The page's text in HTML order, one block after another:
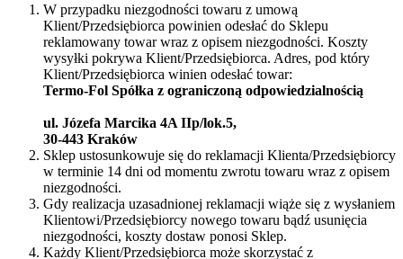
W przypadku niezgodności towaru z umową
Klient/Przedsiębiorca powinien odesłać do Sklepu
reklamowany towar wraz z opisem niezgodności. Koszty
wysyłki pokrywa Klient/Przedsiębiorca. Adres, pod który
Klient/Przedsiębiorca winien odesłać towar:
Termo-Fol Spółka z ograniczoną odpowiedzialnością
ul. Józefa Marcika 4A IIp/lok.5,
30-443 Kraków
Sklep ustosunkowuje się do reklamacji Klienta/Przedsiębiorcy
w terminie 14 dni od momentu zwrotu towaru wraz z opisem
niezgodności.
Gdy realizacja uzasadnionej reklamacji wiąże się z wysłaniem
Klientowi/Przedsiębiorcy nowego towaru bądź usunięcia
niezgodności, koszty dostaw ponosi Sklep.
Każdy Klient/Przedsiębiorca może skorzystać z